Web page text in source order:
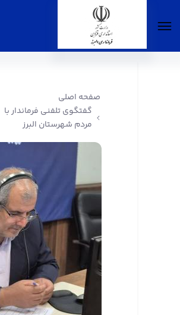
صفحه اصلی
گفتگوی تلفنی فرماندار با
مردم شهرستان البرز